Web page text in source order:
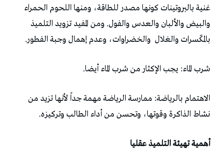
غنية بالبروتينات كونها مصدر للطاقة، ومنها اللحوم الحمراء
والبيض والألبان والعدس والفول. ومن المفيد تزويد التلميذ
بالمكّسرات والغلال والخضراوات، وعدم إهمال وجبة الفطور.
شرب الماء: يجب الإكثار من شرب الماء أيضا.
الاهتمام بالرياضة: ممارسة الرياضة مهمة جداً لأنها تزيد من
نشاط الذاكرة وقوتها، وتحسن من أداء الطالب وتركيزه.
أهمية تهيئة التلميذ عقليا